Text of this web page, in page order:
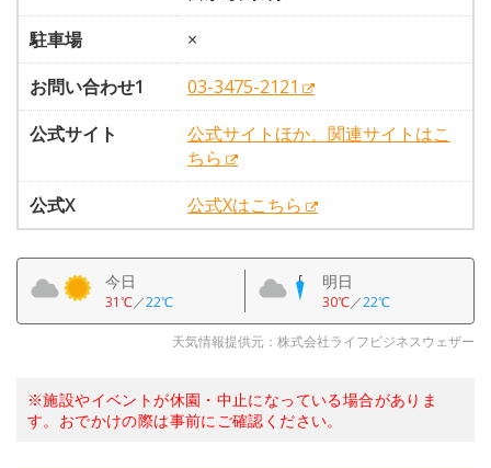
駐車場
×
お問い合わせ1
03-3475-2121
公式サイト
公式サイトほか、関連サイトはこ
ちら
公式X
公式Xはこちら
今日
31℃／22℃
明日
30℃／22℃
天気情報提供元：株式会社ライフビジネスウェザー
※施設やイベントが休園・中止になっている場合がありま
す。おでかけの際は事前にご確認ください。